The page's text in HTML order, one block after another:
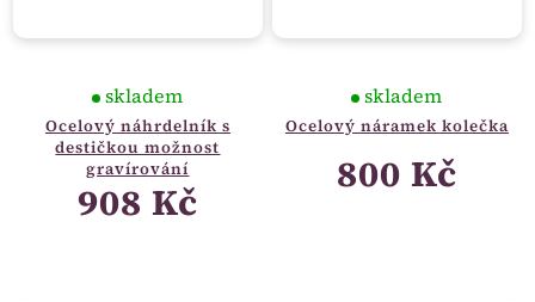
Ocelový náhrdelník s
destičkou možnost
gravírování
skladem
908 Kč
Ocelový náramek kolečka
skladem
800 Kč